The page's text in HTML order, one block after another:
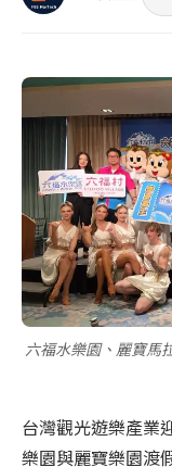
六福水樂園、麗寶馬
台灣觀光遊樂產業
樂園與麗寶樂園渡